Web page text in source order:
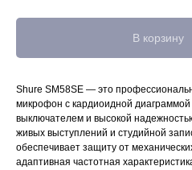
В корзину
Shure SM58SE — это
микрофон с кардиоидной
выключателем и высокой
живых выступлений и студийной
обеспечивает защиту от
адаптивная частотная